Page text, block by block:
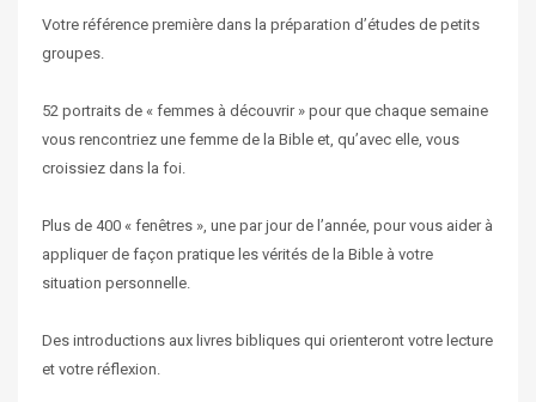
Votre référence première dans la préparation d’études de petits
groupes.
52 portraits de « femmes à découvrir » pour que chaque semaine
vous rencontriez une femme de la Bible et, qu’avec elle, vous
croissiez dans la foi.
Plus de 400 « fenêtres », une par jour de l’année, pour vous aider à
appliquer de façon pratique les vérités de la Bible à votre
situation personnelle.
Des introductions aux livres bibliques qui orienteront votre lecture
et votre réflexion.